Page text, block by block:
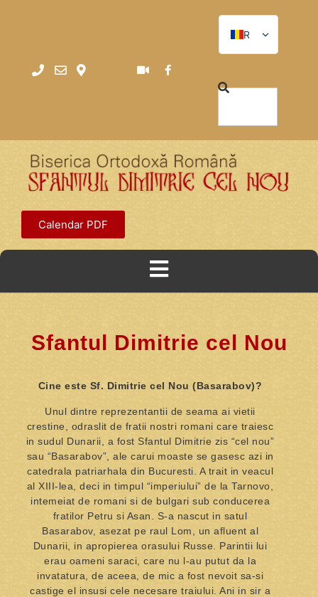
EN
Calendar PDF
Sfantul Dimitrie cel Nou
Cine este Sf. Dimitrie cel Nou (Basarabov)?
Unul dintre reprezentantii de seama ai vietii
crestine, odraslit de fratii nostri romani care traiesc
in sudul Dunarii, a fost Sfantul Dimitrie zis “cel nou”
sau “Basarabov”, ale carui moaste se gasesc azi in
catedrala patriarhala din Bucuresti. A trait in veacul
al XIII-lea, deci in timpul “imperiului” de la Tarnovo,
intemeiat de romani si de bulgari sub conducerea
fratilor Petru si Asan. S-a nascut in satul
Basarabov, asezat pe raul Lom, un afluent al
Dunarii, in apropierea orasului Russe. Parintii lui
erau oameni saraci, care nu l-au putut da la
invatatura, de aceea, de mic a fost nevoit sa-si
castige el insusi cele necesare traiului. Ani in sir a